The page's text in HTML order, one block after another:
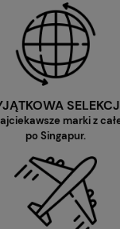
marki z
po Singapur.